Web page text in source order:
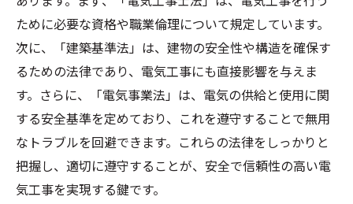
事故を未然に防ぐ法的基準
法律を守ることで得られる安全性
法に違反した場合のリスクとペナルティ
法律に基づく施工管理の重要性
事故予防のための継続的な法律教育
信頼できる電気工事業者選びの法律知識
信頼性の高い業者の見極め方
ために必要な資格や職業倫理について規定しています。
次に、「建築基準法」は、建物の安全性や構造を確保す
るための法律であり、電気工事にも直接影響を与えま
す。さらに、「電気事業法」は、電気の供給と使用に関
する安全基準を定めており、これを遵守することで無用
なトラブルを回避できます。これらの法律をしっかりと
把握し、適切に遵守することが、安全で信頼性の高い電
気工事を実現する鍵です。